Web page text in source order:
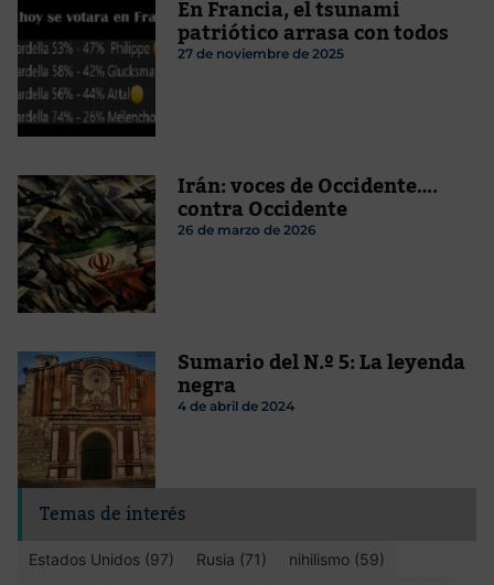
En Francia, el tsunami
patriótico arrasa con todos
27 de noviembre de 2025
Irán: voces de Occidente….
contra Occidente
26 de marzo de 2026
Sumario del N.º 5: La leyenda
negra
4 de abril de 2024
Temas de interés
Estados Unidos (97) Rusia (71)
nihilismo (59)